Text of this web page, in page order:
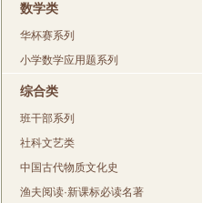
数学类
华杯赛系列
小学数学应用题系列
综合类
班干部系列
社科文艺类
中国古代物质文化史
渔夫阅读·新课标必读名著